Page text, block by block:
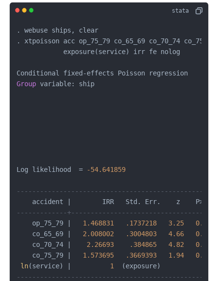
. webuse ships, clear
. xtpoisson acc op_75_79 co_65_69 co_70_74
            exposure(service) irr fe nolog
Conditional fixed-effects Poisson regression
Group variable: ship
Log likelihood = -54.641859
    accident
|
        IRR   Std. Err.    z    P
>
-------------
    op_75_79
| 1.468831 .1737218 3.25
0.001
    co_65_69
| 2.008002 .3004803 4.66
0.000
    co_70_74
| 2.26693 .384865 4.82
0.000
    co_75_79
| 1.573695 .3669393 1.94
0.052
ln(service) | 1